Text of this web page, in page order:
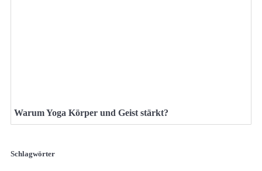
Warum Yoga Körper und Geist stärkt?
Schlagwörter